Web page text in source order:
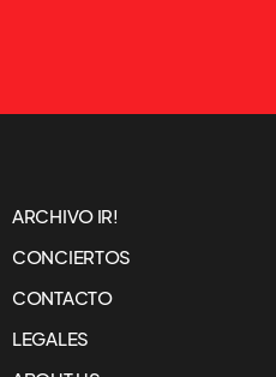
ARCHIVO IR!
CONCIERTOS
CONTACTO
LEGALES